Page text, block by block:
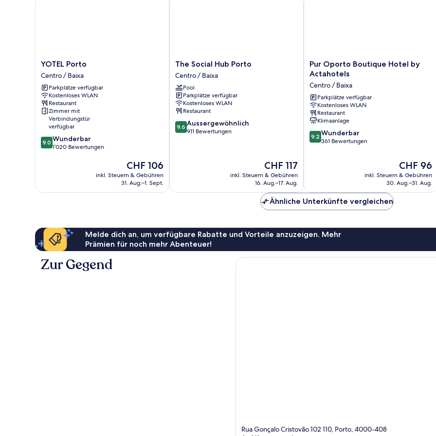
YOTEL
Porto
Centro
/
Baixa
YOTEL Porto
Centro / Baixa
Parkplätze verfügbar
Kostenloses WLAN
Restaurant
Zimmer mit
Verbindungstür
verfügbar
9.0
von
9.0 Wunderbar
1’020 Bewertungen
Der
Preis
beträgt
CHF 106
inkl. Steuern & Gebühren
31. Aug.–1. Sept.
The
Social
Hub
Porto
Centro
/
Baixa
The Social Hub Porto
Centro / Baixa
Pool
Parkplätze verfügbar
Kostenloses WLAN
Restaurant
9.6
von
9.6 Aussergewöhnlich
911 Bewertungen
Der
Preis
beträgt
CHF 117
inkl. Steuern & Gebühren
16. Aug.–17. Aug.
Pur
Oporto
Boutique
Hotel
by
Actahotels
Centro
/
Baixa
Pur Oporto Boutique Hotel by
Actahotels
Centro / Baixa
Parkplätze verfügbar
Kostenloses WLAN
Restaurant
Klimaanlage
9.2
von
9.2 Wunderbar
361 Bewertungen
Der
Preis
beträgt
CHF 96
inkl. Steuern & Gebühren
30. Aug.–31. Aug.
Ähnliche Unterkünfte vergleichen
Melde dich an, um verfügbare Rabatte und Vorteile anzuzeigen. Mehr
Prämien für noch mehr Abenteuer!
Zur Gegend
Rua Gonçalo Cristovão 102 110, Porto, 4000-408